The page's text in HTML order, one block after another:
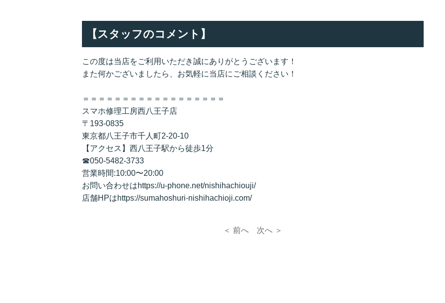
【スタッフのコメント】
この度は当店をご利用いただき誠にありがとうございます！
また何かございましたら、お気軽に当店にご相談ください！
＝＝＝＝＝＝＝＝＝＝＝＝＝＝＝＝＝＝
スマホ修理工房西八王子店
〒193-0835
東京都八王子市千人町2-20-10
【アクセス】西八王子駅から徒歩1分
☎050-5482-3733
営業時間:10:00〜20:00
お問い合わせはhttps://u-phone.net/nishihachiouji/
店舗HPはhttps://sumahoshuri-nishihachioji.com/
＜ 前へ 次へ ＞